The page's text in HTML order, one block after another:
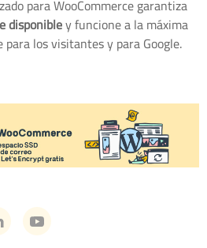
para WooCommerce garantiza
disponibley funcione a la máxima
los visitantes y para Google.